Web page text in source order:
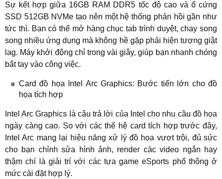
Sự kết hợp giữa 16GB RAM DDR5 tốc độ cao và ổ cứng
SSD 512GB NVMe tạo nên một hệ thống phản hồi gần như
tức thì. Bạn có thể mở hàng chục tab trình duyệt, chạy song
song nhiều ứng dụng mà không hề gặp phải hiện tượng giật
lag. Máy khởi động chỉ trong vài giây, giúp bạn nhanh chóng
bắt tay vào công việc.
Card đồ họa Intel Arc Graphics: Bước tiến lớn cho đồ
họa tích hợp
Intel Arc Graphics là câu trả lời của Intel cho nhu cầu đồ họa
ngày càng cao. So với các thế hệ card tích hợp trước đây,
Intel Arc mang lại hiệu năng xử lý đồ họa vượt trội, đủ sức
cho bạn chỉnh sửa hình ảnh, render các video ngắn hay
thậm chí là giải trí với các tựa game eSports phổ thông ở
mức cài đặt hợp lý.